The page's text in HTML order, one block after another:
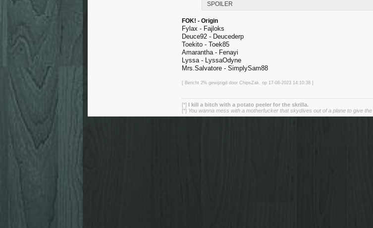
SPOILER
FOK! - Origin
Fylax - Fajloks
Deuce92 - Deucederp
Toekito - Toek85
Amarantha - Fenayi
Lyssa - LyssaOdyne
Mrs.Salvatore - SimplySam88
[ Bericht 2% gewijzigd door ChipsZak. op 17-08-2023 14:10:38 ]
[*] I kill a bitch with a potato peeler for the skrilla.
[*] You wanna mess with a motherfucker that skydives out of a plane to give